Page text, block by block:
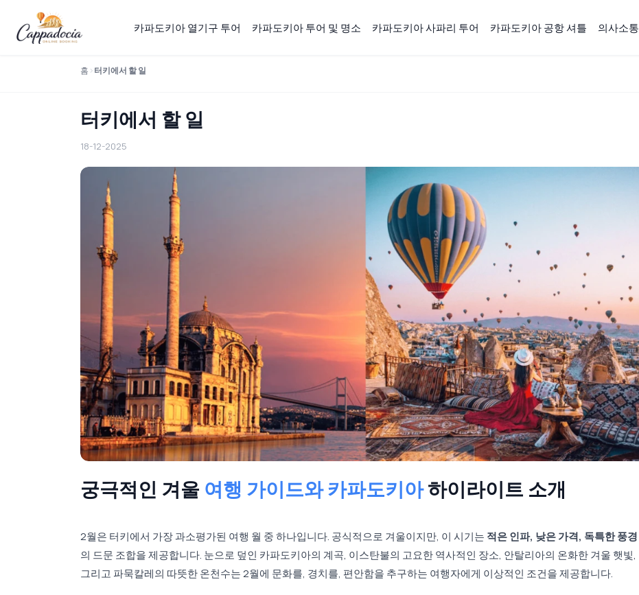
카파도키아 열기구 투어 카파도키아 투어 및 명소 카파도키아 사파리 투어 카파도키아 공항 셔틀 의사소통
홈 터키에서 할 일
터키에서 할 일
18-12-2025
궁극적인 겨울 여행 가이드와 카파도키아하이라이트 소개
2월은 터키에서 가장 과소평가된 여행 월 중 하나입니다. 공식적으로 겨울이지만, 이 시기는 적은 인파, 낮은 가격, 독특한 풍경
의 드문 조합을 제공합니다. 눈으로 덮인 카파도키아의 계곡, 이스탄불의 고요한 역사적인 장소, 안탈리아의 온화한 겨울 햇빛,
그리고 파묵칼레의 따뜻한 온천수는 2월에 문화를, 경치를, 편안함을 추구하는 여행자에게 이상적인 조건을 제공합니다.